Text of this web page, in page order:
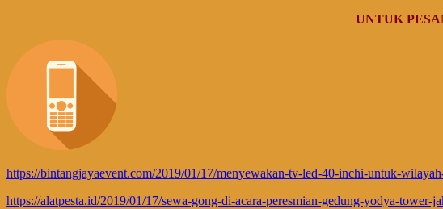
UNTUK
https://bintangjayaevent.com/2019/01/17/menyewakan-tv-led-40-inchi-untuk-
https://alatpesta.id/2019/01/17/sewa-gong-di-acara-peresmian-gedung-yodya-tower-